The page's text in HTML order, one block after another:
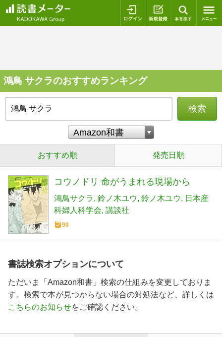
ログイン 新規登録
鴻鳥 サクラのおすすめランキング
検索
おすすめ順 発売日順
コウノドリ 命がうまれる現場から
鴻鳥サクラ 鈴ノ木ユウ 鈴ノ木ユウ
日本産
科婦人科学会 講談社
98
書誌検索オプションについて
ただいま「Amazon和書」検索の仕組みを変更しておりま
す。検索で本が見つからない場合の対処法など、詳しくは
こちらのお知らせをご確認ください。